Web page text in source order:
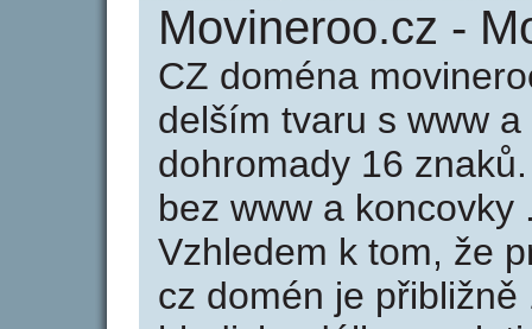
Movineroo.cz -
CZ doména
delším tvaru s www
dohromady 16
bez www a
Vzhledem k tom, že
cz domén je